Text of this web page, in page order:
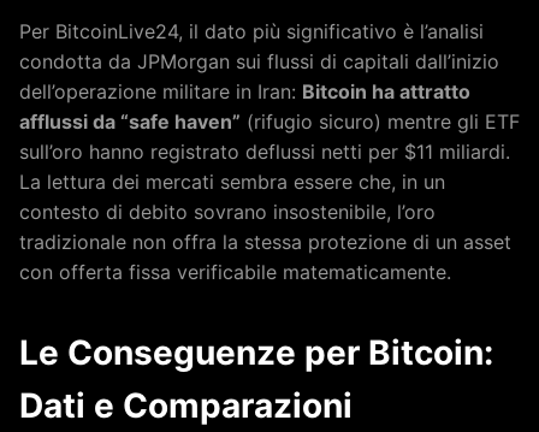
Per BitcoinLive24, il dato più significativo è l’analisi
condotta da JPMorgan sui flussi di capitali dall’inizio
dell’operazione militare in Iran: Bitcoin ha attratto
afflussi da “safe haven” (rifugio sicuro) mentre gli ETF
sull’oro hanno registrato deflussi netti per $11 miliardi.
La lettura dei mercati sembra essere che, in un
contesto di debito sovrano insostenibile, l’oro
tradizionale non offra la stessa protezione di un asset
con offerta fissa verificabile matematicamente.
Le Conseguenze per Bitcoin:
Dati e Comparazioni